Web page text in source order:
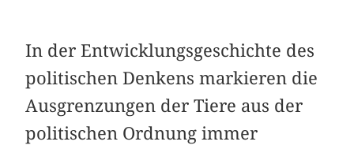
In der Entwicklungsgeschichte des
politischen Denkens markieren die
Ausgrenzungen der Tiere aus der
politischen Ordnung immer